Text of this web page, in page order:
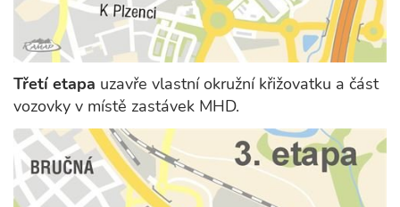
Třetí etapa uzavře vlastní okružní křižovatku a část
vozovky v místě zastávek MHD.